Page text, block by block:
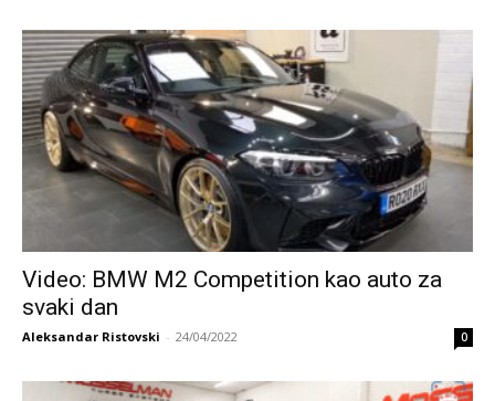
Video: BMW M2 Competition kao auto za
svaki dan
Aleksandar Ristovski - 24/04/2022 0